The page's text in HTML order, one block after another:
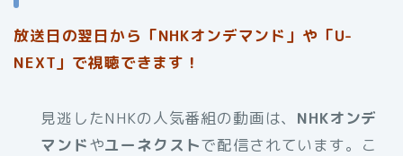
放送日の翌日から「NHKオンデマンド」や「U-
NEXT」で視聴できます！
見逃したNHKの人気番組の動画は、 NHKオンデ
マンドやユーネクストで配信されています。こ